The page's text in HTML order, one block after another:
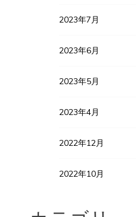
2023年7月
2023年6月
2023年5月
2023年4月
2022年12月
2022年10月